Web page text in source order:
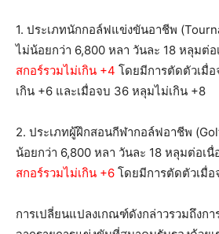
1. ประเภทนักกอล์ฟแข่งขันอาชีพ
ไม่น้อยกว่า 6,800 หลา วันละ 18 หลุมต่
สกอร์รวมไม่เกิน +4 โดยมีการตัดตัวเมื่
เกิน +6 และเมื่อจบ 36 หลุมไม่เกิน +8
2. ประเภทผู้ฝึกสอนกีฬากอล์ฟอาชีพ
น้อยกว่า 6,800 หลา วันละ 18 หลุมต่อเ
สกอร์รวมไม่เกิน +6 โดยมีการตัดตัวเมื่
การเปลี่ยนแปลงเกณฑ์ดังกล่าวรวมถึงก